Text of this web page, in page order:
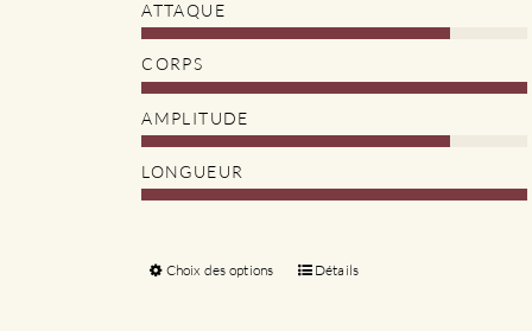
ATTAQUE
CORPS
AMPLITUDE
LONGUEUR
Choix des options
CeDétails